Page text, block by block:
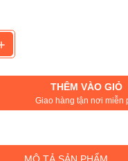
THÊM VÀO GIỎ
Giao hàng tận nơi miễn